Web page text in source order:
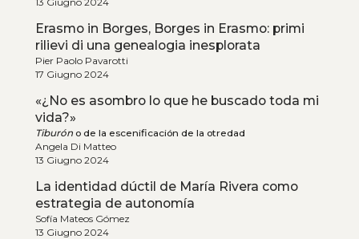
Erasmo in Borges, Borges in Erasmo: primi
rilievi di una genealogia inesplorata
Pier Paolo Pavarotti
17 Giugno 2024
«¿No es asombro lo que he buscado toda mi
vida?»
Tiburóno de la escenificación de la otredad
Angela Di Matteo
13 Giugno 2024
La identidad dúctil de María Rivera como
estrategia de autonomía
Sofía Mateos Gómez
13 Giugno 2024